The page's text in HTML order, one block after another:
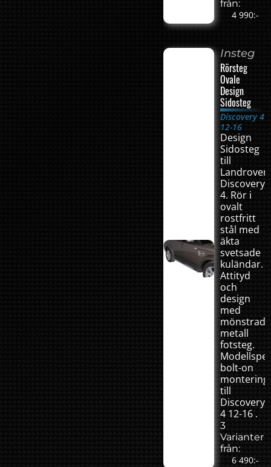
från:
4 990:-
Insteg
Rörsteg
Ovale
Design
Sidosteg
Discovery 4
12-16
Design
Sidosteg
till
Landrover
Discovery
4. Rör i
ovalt
rostfritt
stål med
äkta
svetsade
kuländar.
Attityd
och
design
med
mönstrade
metall
fotsteg.
bolt-on
montering
till
Discovery
4 12-16 .
3
Varianter
från:
6 490:-